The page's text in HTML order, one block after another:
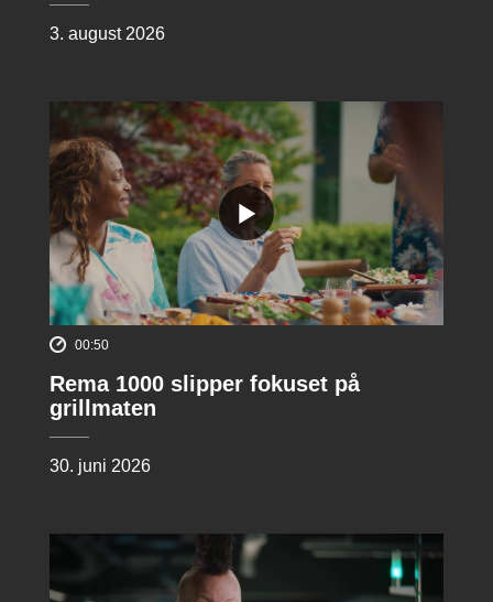
3. august 2026
00:50
Rema 1000 slipper fokuset på
grillmaten
30. juni 2026